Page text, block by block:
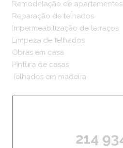
Remodelação de apartamentos
Reparação de telhados
Impermeabilização de terraços
Limpeza de telhados
Obras em casa
Pintura de casas
Telhados em madeira
214